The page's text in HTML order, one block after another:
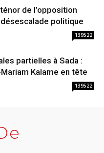
de l’opposition
politique
139522
partielles à Sada :
Kalame en tête
139522